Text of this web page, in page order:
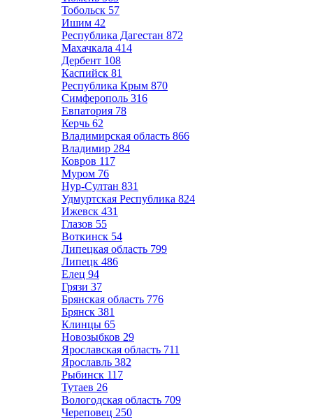
Тобольск 57
Ишим 42
Республика Дагестан 872
Махачкала 414
Дербент 108
Каспийск 81
Республика Крым 870
Симферополь 316
Евпатория 78
Керчь 62
Владимирская область 866
Владимир 284
Ковров 117
Муром 76
Нур-Султан 831
Удмуртская Республика 824
Ижевск 431
Глазов 55
Воткинск 54
Липецкая область 799
Липецк 486
Елец 94
Грязи 37
Брянская область 776
Брянск 381
Клинцы 65
Новозыбков 29
Ярославская область 711
Ярославль 382
Рыбинск 117
Тутаев 26
Вологодская область 709
Череповец 250